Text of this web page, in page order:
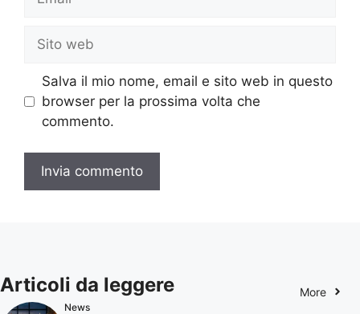
Sito
web
Salva il mio nome, email e sito web in questo
browser per la prossima volta che
commento.
Articoli da leggere More
News